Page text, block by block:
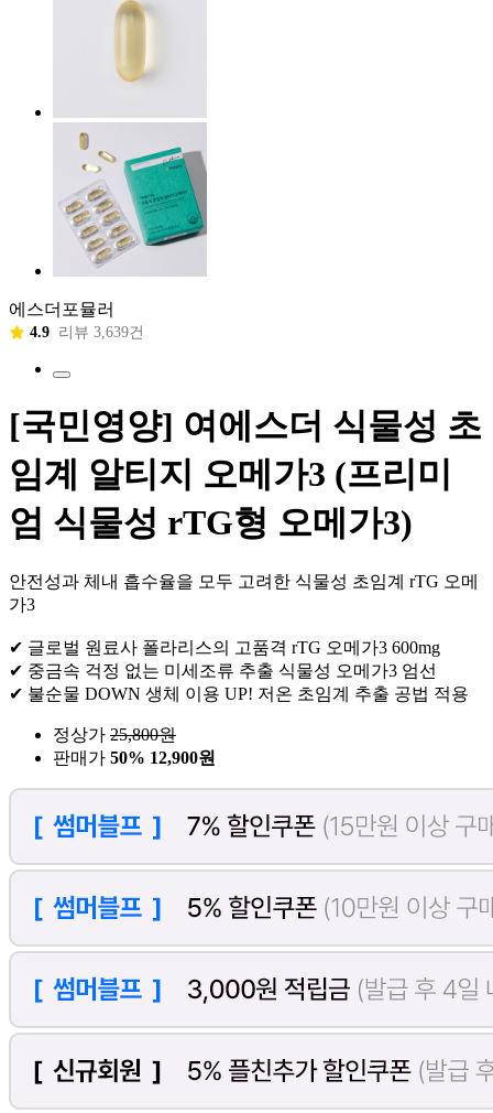
에스더포뮬러
4.9 리뷰 3,639건
[국민영양] 여에스더 식물성 초
임계 알티지 오메가3 (프리미
엄 식물성 rTG형 오메가3)
안전성과 체내 흡수율을 모두 고려한 식물성 초임계 rTG 오메
가3
✔ 글로벌 원료사 폴라리스의 고품격 rTG 오메가3 600mg
✔ 중금속 걱정 없는 미세조류 추출 식물성 오메가3 엄선
✔ 불순물 DOWN 생체 이용 UP! 저온 초임계 추출 공법 적용
정상가 25,800원
판매가 50% 12,900원